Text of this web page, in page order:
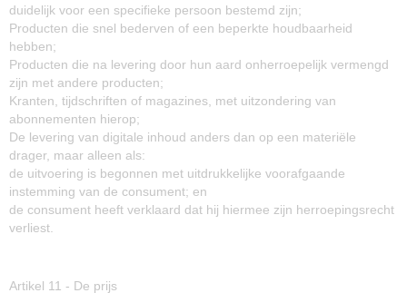
duidelijk voor een specifieke persoon bestemd zijn;
Producten die snel bederven of een beperkte houdbaarheid
hebben;
Producten die na levering door hun aard onherroepelijk vermengd
zijn met andere producten;
Kranten, tijdschriften of magazines, met uitzondering van
abonnementen hierop;
De levering van digitale inhoud anders dan op een materiële
drager, maar alleen als:
de uitvoering is begonnen met uitdrukkelijke voorafgaande
instemming van de consument; en
de consument heeft verklaard dat hij hiermee zijn herroepingsrecht
verliest.
Artikel 11 - De prijs